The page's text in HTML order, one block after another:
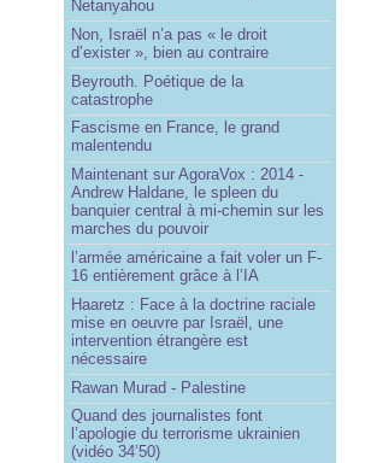
Netanyahou
Non, Israël n’a pas « le droit
d’exister », bien au contraire
Beyrouth. Poétique de la
catastrophe
Fascisme en France, le grand
malentendu
Maintenant sur AgoraVox : 2014 -
Andrew Haldane, le spleen du
banquier central à mi-chemin sur les
marches du pouvoir
l’armée américaine a fait voler un F-
16 entièrement grâce à l’IA
Haaretz : Face à la doctrine raciale
mise en oeuvre par Israël, une
intervention étrangère est
nécessaire
Rawan Murad - Palestine
Quand des journalistes font
l’apologie du terrorisme ukrainien
(vidéo 34’50)